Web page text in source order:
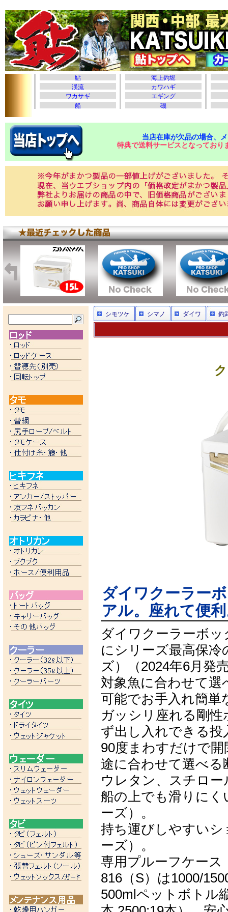
当店在庫が欠品の場合、
特典で送料サービスとなっており
シモツケ シマノ ダイワ 釣
ダイワクーラー
アル。座れて便
ダイワクーラーボ
にシリーズ最高保冷
ズ）（2024年6月発
対象魚に合わせて選
可能でお手入れ簡単
ガッシリ座れる剛
ず出し入れできる投
90度まわすだけで
途に合わせて選べる
ウレタン、スチロー
船の上でも滑りにく
ーズ）。
持ち運びしやすいシ
ーズ）。
専用プルーフケース
816（S）は1000/
500mlペットボトル